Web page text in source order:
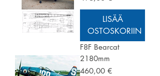
LISÄÄ
OSTOSKORIIN
F8F Bearcat
2180mm
Hinta
460,00 €